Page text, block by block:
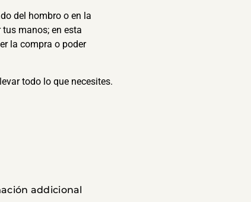
del hombro o en la
manos; en esta
la compra o poder
todo lo que necesites.
addicional